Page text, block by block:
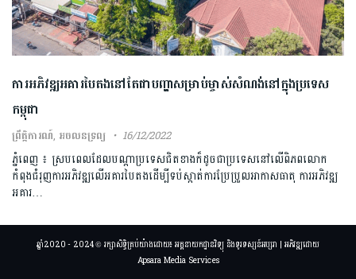
ការអភិវឌ្ឍអគារ​បៃតង​នៅតែជាបញ្ហា​សម្រាប់ម្ចាស់សំណង់​នៅក្នុងប្រទេស​
កម្ពុជា​
ព្រឹត្តិការណ៍, អចលនទ្រព្យ 16/12/2022
ភ្នំពេញ ៖ ស្របពេលដែលបណ្ដាប្រទេសជិតខាងក៏ដូចជាប្រទេសនៅលើពិភពលោក
កំពុងជំរុញការអភិវឌ្ឍលើអគារបៃតងដើម្បីទប់ស្កាត់ការប្រែប្រួលអាកាសធាតុ ការអភិវឌ្ឍ
អគារ…
ឆ្នាំ2020 - 2024 © រក្សាសិទ្ធិគ្រប់យ៉ាងដោយ៖ អគ្គនាយកដ្ឋានវិទ្យុ និងទូរទស្សន៍អប្សរា | អភិវឌ្ឍដោយ
Apsara Media Services